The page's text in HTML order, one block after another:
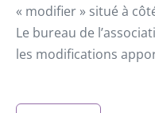
« modifier » situé à
Le bureau de
les modifications